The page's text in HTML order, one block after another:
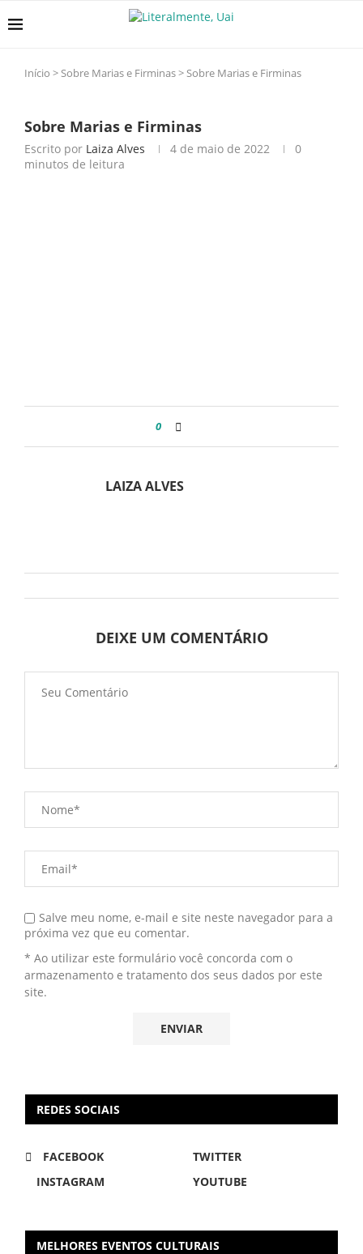
Início >Sobre Marias e Firminas>Sobre Marias e Firminas
Sobre Marias e Firminas
Escrito por Laiza Alves 4 de maio de 2022
0
minutos de leitura
0
LAIZA ALVES
DEIXE UM COMENTÁRIO
Salve meu nome, e-mail e site neste navegador para a
próxima vez que eu comentar.
* Ao utilizar este formulário você concorda com o
armazenamento e tratamento dos seus dados por este
site.
REDES SOCIAIS
FACEBOOK
TWITTER
INSTAGRAM
YOUTUBE
MELHORES EVENTOS CULTURAIS